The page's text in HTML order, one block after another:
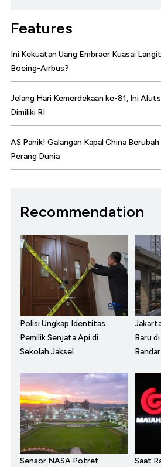
Features
Ini Kekuatan Uang Embraer Kuasai
Boeing-Airbus?
Jelang Hari Kemerdekaan ke-81, Ini
Dimiliki RI
AS Panik! Galangan Kapal China
Perang Dunia
Recommendation
Polisi Ungkap Identitas
Pemilik Senjata Api di
Sekolah Jaksel
Baru
Sensor NASA Potret
Saat